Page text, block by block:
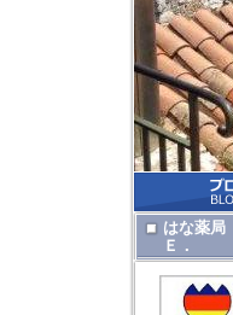
はな薬局
Ｅ．